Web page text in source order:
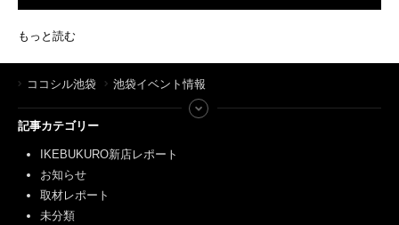
もっと読む
ココシル池袋 池袋イベント情報
記事カテゴリー
IKEBUKURO新店レポート
お知らせ
取材レポート
未分類